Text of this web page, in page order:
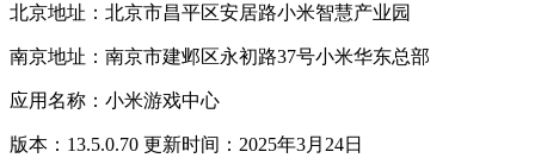
北京地址：北京市昌平区安居路小米智慧产业园
南京地址：南京市建邺区永初路37号小米华东总部
应用名称：小米游戏中心
版本：13.5.0.70 更新时间：2025年3月24日